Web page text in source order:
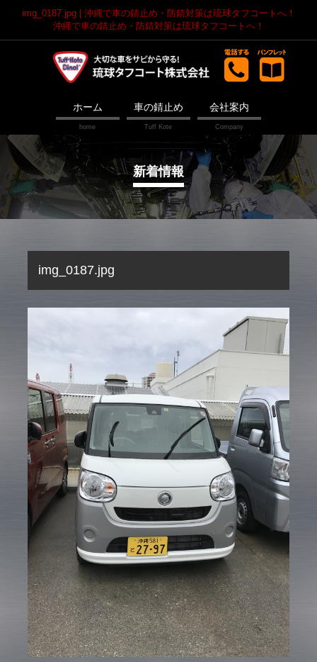
img_0187.jpg | 沖縄で車の錆止め・防錆対策は琉球タフコートへ！
沖縄で車の錆止め・防錆対策は琉球タフコートへ！
ホーム 車の錆止め 会社案内
新着情報
img_0187.jpg